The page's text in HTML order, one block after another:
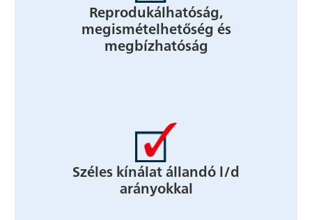
Reprodukálhatóság,
megismételhetőség és
megbízhatóság
Széles kínálat állandó l/d
arányokkal